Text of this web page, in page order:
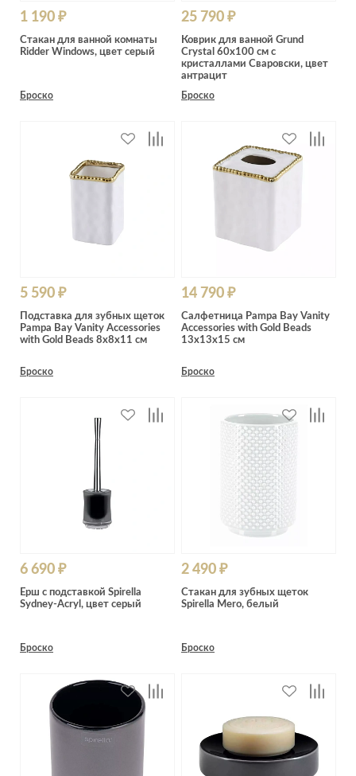
1 190 ₽
Стакан для ванной комнаты
Ridder Windows, цвет серый
Броско
25 790 ₽
Коврик для ванной Grund
Crystal 60x100 см с
кристаллами Сваровски, цвет
антрацит
Броско
5 590 ₽
Подставка для зубных щеток
Pampa Bay Vanity Accessories
with Gold Beads 8х8х11 см
Броско
14 790 ₽
Салфетница Pampa Bay Vanity
Accessories with Gold Beads
13х13х15 см
Броско
6 690 ₽
Ёрш с подставкой Spirella
Sydney-Acryl, цвет серый
Броско
2 490 ₽
Стакан для зубных щеток
Spirella Mero, белый
Броско